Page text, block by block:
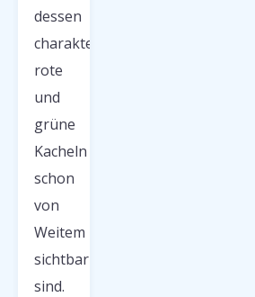
dessen
charakteristische
rote
und
grüne
Kacheln
schon
von
Weitem
sichtbar
sind.